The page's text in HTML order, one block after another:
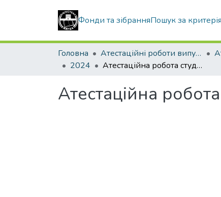
Фонди та зібранняПошук за
Головна Атестаційні роботи випускників
2024
Атестаційна робота студентки Микита Олени Сергіївни
Атестаційна